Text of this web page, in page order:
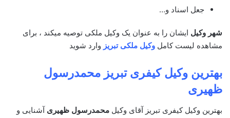
جعل اسناد و…
شهر وکیل ایشان را به عنوان یک وکیل ملکی توصیه میکند ، برای
مشاهده لیست کامل وکیل ملکی تبریز وارد شوید
بهترین وکیل کیفری تبریز محمدرسول
ظهیری
بهترین وکیل کیفری تبریز آقای وکیل محمدرسول ظهیری آشنایی و